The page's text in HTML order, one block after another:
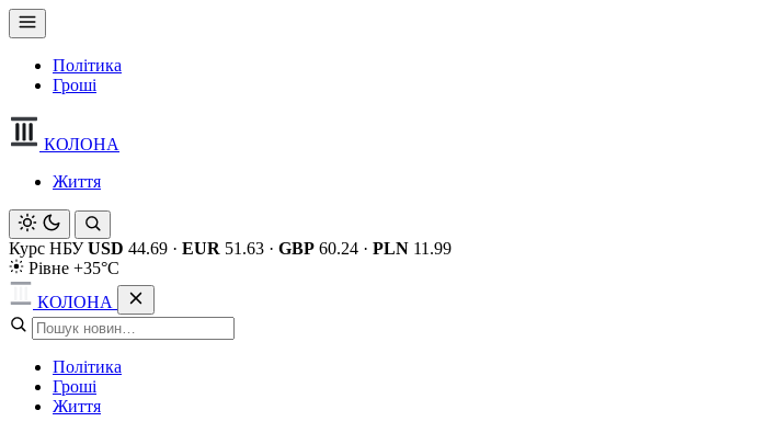
Політика
Гроші
КОЛОНА
Життя
Курс НБУ USD 44.69 · EUR 51.63 · GBP 60.24 · PLN 11.99
Рівне +35°C
КОЛОНА
Політика
Гроші
Життя